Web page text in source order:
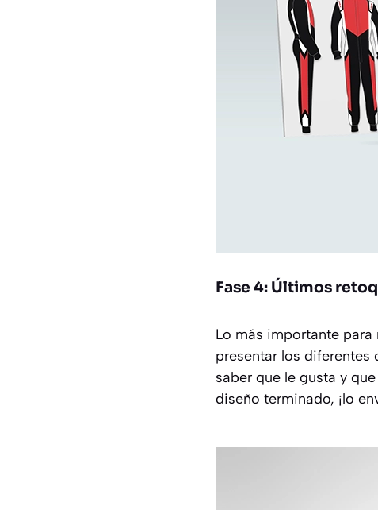
Fase 4: Últimos
Lo más importante
presentar los diferentes
saber que le gusta y
diseño terminado, ¡lo